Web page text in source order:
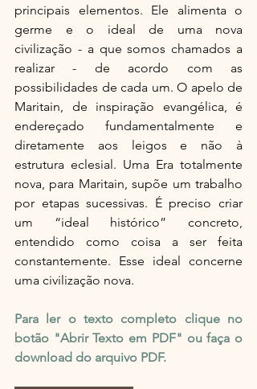
principais elementos. Ele alimenta o
germe e o ideal de uma nova
civilização - a que somos chamados a
realizar - de acordo com as
possibilidades de cada um. O apelo de
Maritain, de inspiração evangélica, é
endereçado fundamentalmente e
diretamente aos leigos e não à
estrutura eclesial. Uma Era totalmente
nova, para Maritain, supõe um trabalho
por etapas sucessivas. É preciso criar
um “ideal histórico” concreto,
entendido como coisa a ser feita
constantemente. Esse ideal concerne
uma civilização nova.
Para ler o texto completo clique no
botão "Abrir Texto em PDF" ou faça o
download do arquivo PDF.